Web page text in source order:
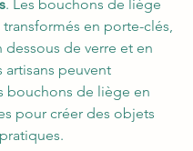
. Les bouchons de liège
en porte-clés,
dessous de verre et en
artisans peuvent
bouchons de liège en
pour créer des objets